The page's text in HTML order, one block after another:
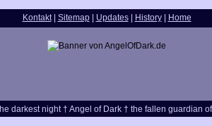
Kontakt Sitemap Updates History Home
darkest night † Angel of Dark † the fallen guardian